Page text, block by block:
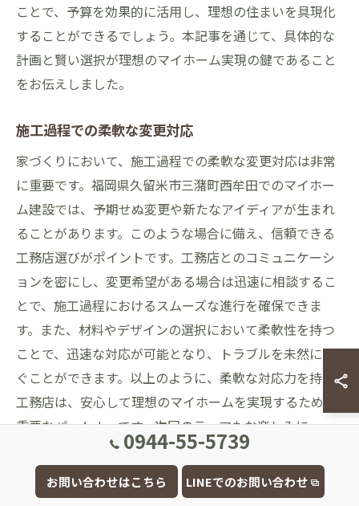
ことで、予算を効果的に活用し、理想の住まいを具現化
することができるでしょう。本記事を通じて、具体的な
計画と賢い選択が理想のマイホーム実現の鍵であること
をお伝えしました。
施工過程での柔軟な変更対応
家づくりにおいて、施工過程での柔軟な変更対応は非常
に重要です。福岡県久留米市三潴町西牟田でのマイホー
ム建設では、予期せぬ変更や新たなアイディアが生まれ
ることがあります。このような場合に備え、信頼できる
工務店選びがポイントです。工務店とのコミュニケーシ
ョンを密にし、変更希望がある場合は迅速に相談するこ
とで、施工過程におけるスムーズな進行を確保できま
す。また、材料やデザインの選択において柔軟性を持つ
ことで、迅速な対応が可能となり、トラブルを未然に防
ぐことができます。以上のように、柔軟な対応力を持つ
工務店は、安心して理想のマイホームを実現するための
重要なパートナーです。次回のテーマもお楽しみに。
アクセス抜群！久留米市三潴町西
0944-55-5739
お問い合わせはこちら LINEでのお問い合わせ